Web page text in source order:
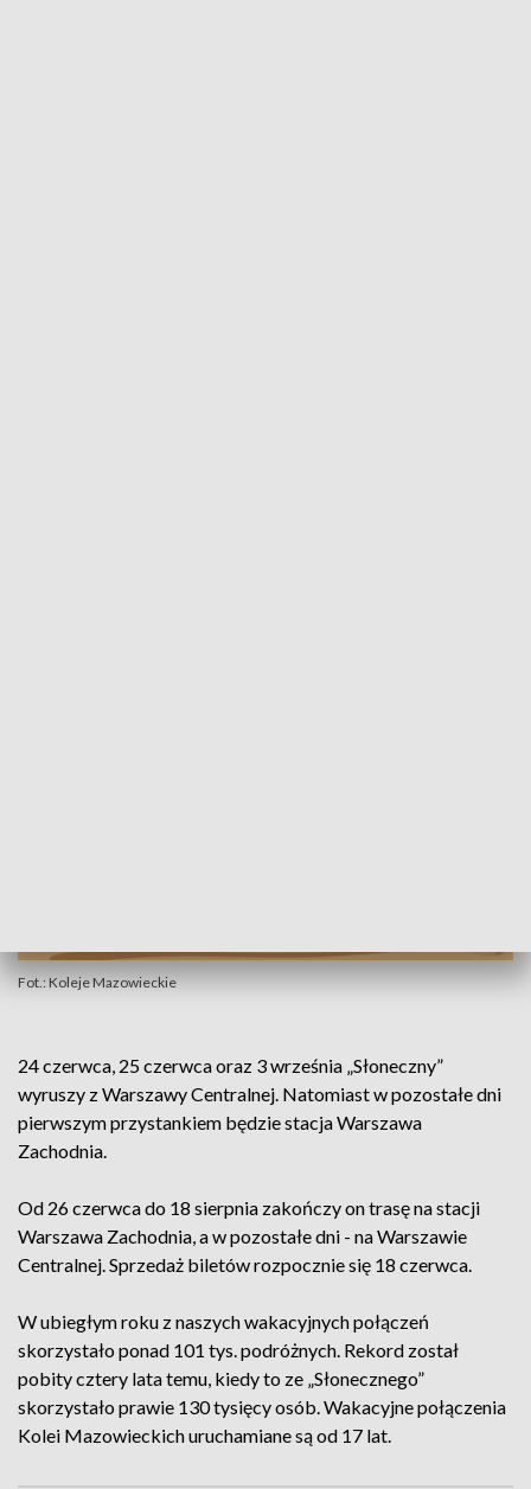
Fot.: Koleje Mazowieckie
24 czerwca, 25 czerwca oraz 3 września „Słoneczny”
wyruszy z Warszawy Centralnej. Natomiast w pozostałe dni
pierwszym przystankiem będzie stacja Warszawa
Zachodnia.
Od 26 czerwca do 18 sierpnia zakończy on trasę na stacji
Warszawa Zachodnia, a w pozostałe dni - na Warszawie
Centralnej. Sprzedaż biletów rozpocznie się 18 czerwca.
W ubiegłym roku z naszych wakacyjnych połączeń
skorzystało ponad 101 tys. podróżnych. Rekord został
pobity cztery lata temu, kiedy to ze „Słonecznego”
skorzystało prawie 130 tysięcy osób. Wakacyjne połączenia
Kolei Mazowieckich uruchamiane są od 17 lat.